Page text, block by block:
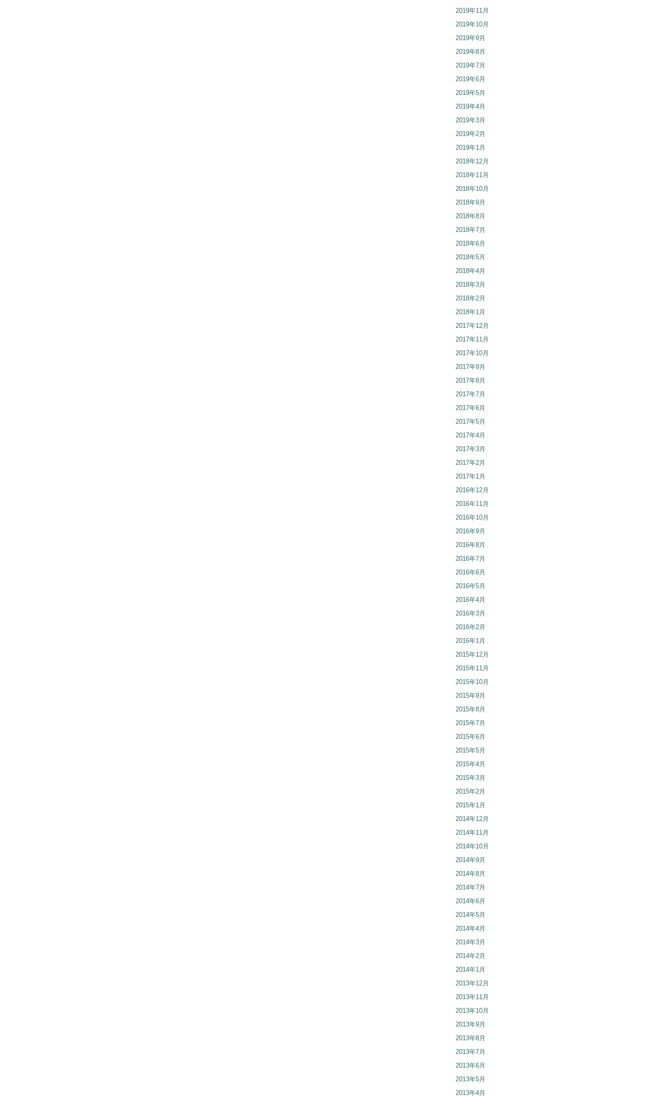
2019年11月
2019年10月
2019年9月
2019年8月
2019年7月
2019年6月
2019年5月
2019年4月
2019年3月
2019年2月
2019年1月
2018年12月
2018年11月
2018年10月
2018年9月
2018年8月
2018年7月
2018年6月
2018年5月
2018年4月
2018年3月
2018年2月
2018年1月
2017年12月
2017年11月
2017年10月
2017年9月
2017年8月
2017年7月
2017年6月
2017年5月
2017年4月
2017年3月
2017年2月
2017年1月
2016年12月
2016年11月
2016年10月
2016年9月
2016年8月
2016年7月
2016年6月
2016年5月
2016年4月
2016年3月
2016年2月
2016年1月
2015年12月
2015年11月
2015年10月
2015年9月
2015年8月
2015年7月
2015年6月
2015年5月
2015年4月
2015年3月
2015年2月
2015年1月
2014年12月
2014年11月
2014年10月
2014年9月
2014年8月
2014年7月
2014年6月
2014年5月
2014年4月
2014年3月
2014年2月
2014年1月
2013年12月
2013年11月
2013年10月
2013年9月
2013年8月
2013年7月
2013年6月
2013年5月
2013年4月